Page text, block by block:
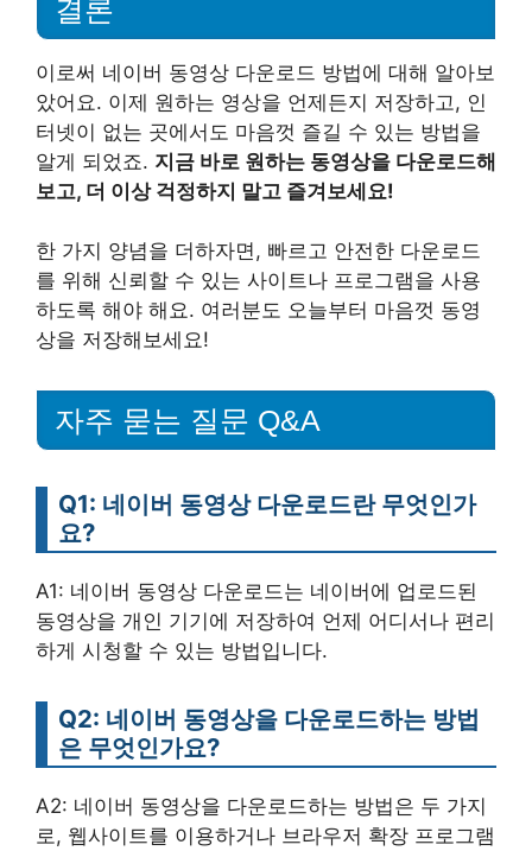
결론
이로써 네이버 동영상 다운로드 방법에 대해 알아보
았어요. 이제 원하는 영상을 언제든지 저장하고, 인
터넷이 없는 곳에서도 마음껏 즐길 수 있는 방법을
알게 되었죠. 지금 바로 원하는 동영상을 다운로드해
보고, 더 이상 걱정하지 말고 즐겨보세요!
한 가지 양념을 더하자면, 빠르고 안전한 다운로드
를 위해 신뢰할 수 있는 사이트나 프로그램을 사용
하도록 해야 해요. 여러분도 오늘부터 마음껏 동영
상을 저장해보세요!
자주 묻는 질문 Q&A
Q1: 네이버 동영상 다운로드란 무엇인가
요?
A1: 네이버 동영상 다운로드는 네이버에 업로드된
동영상을 개인 기기에 저장하여 언제 어디서나 편리
하게 시청할 수 있는 방법입니다.
Q2: 네이버 동영상을 다운로드하는 방법
은 무엇인가요?
A2: 네이버 동영상을 다운로드하는 방법은 두 가지
로, 웹사이트를 이용하거나 브라우저 확장 프로그램